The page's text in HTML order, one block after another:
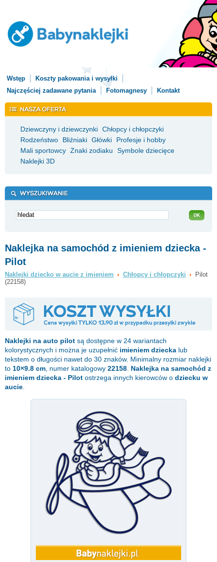
Wstęp
Koszty pakowania i wysyłki
Najczęściej zadawane pytania
Fotomagnesy Kontakt
Dziewczyny i dziewczynki Chłopcy i chłopczyki
Rodzeństwo
Bliźniaki Główki
Profesje i hobby
Mali sportowcy Znaki zodiaku
Symbole dziecięce
Naklejki 3D
Naklejka na samochód z imieniem dziecka -
Pilot
Naklejki dziecko w aucie z imieniem Chłopcy i chłopczyki
Pilot
(22158)
Naklejki na auto pilot są dostępne w 24 wariantach
kolorystycznych i można je uzupełnić imieniem dziecka lub
tekstem o długości nawet do 30 znaków. Minimalny rozmiar naklejki
to 10×9.8 cm , numer katalogowy 22158 Naklejka na samochód z
imieniem dziecka - Pilot ostrzega innych kierowców o dziecku w
aucie